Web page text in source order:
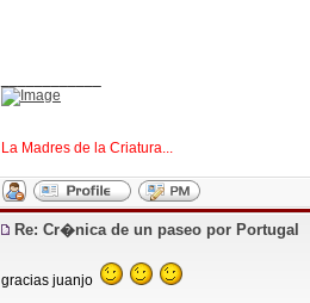
La Madres de la Criatura...
Re: Cr�nica de un paseo por Portugal
gracias juanjo